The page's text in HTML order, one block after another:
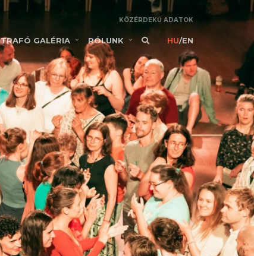
KÖZÉRDEKŰ ADATOK
TRAFÓ GALÉRIA RÓLUNK HU/EN